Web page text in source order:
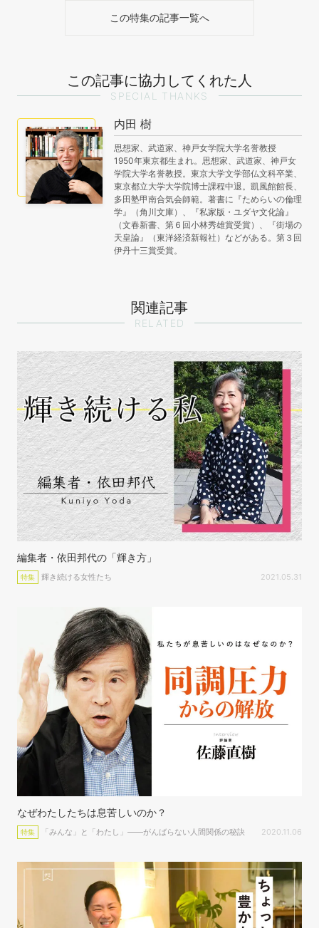
この特集の記事一覧へ
この記事に協力してくれた人
SPECIAL THANKS
内田 樹
思想家、武道家、神戸女学院大学名誉教授
1950年東京都生まれ。思想家、武道家、神戸女
学院大学名誉教授。東京大学文学部仏文科卒業、
東京都立大学大学院博士課程中退。凱風館館長、
多田塾甲南合気会師範。著書に『ためらいの倫理
学』（角川文庫）、『私家版・ユダヤ文化論』
（文春新書、第６回小林秀雄賞受賞）、『街場の
天皇論』（東洋経済新報社）などがある。第３回
伊丹十三賞受賞。
関連記事
RELATED
編集者・依田邦代の「輝き方」
特集 輝き続ける女性たち 2021.05.31
なぜわたしたちは息苦しいのか？
特集 「みんな」と「わたし」――がんばらない人間関係の秘訣 2020.11.06